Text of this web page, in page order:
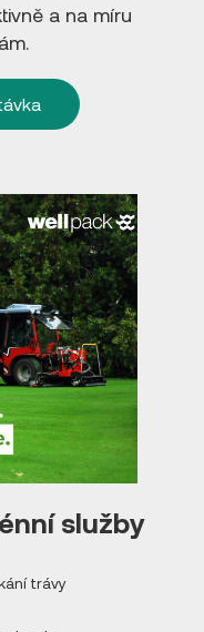
a na míru
služby
trávy